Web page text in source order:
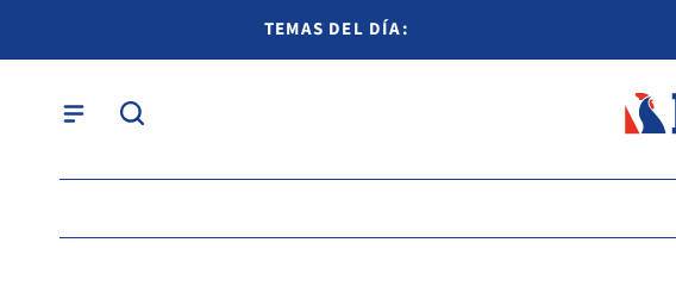
TEMAS DEL DÍA: